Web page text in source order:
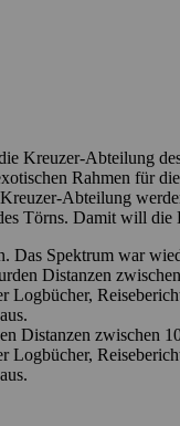
Kreuzer-Abteilung
Rahmen für
Abteilung
Törns. Damit will
Das Spektrum war
Distanzen
Logbücher,
Distanzen zwischen
Logbücher,